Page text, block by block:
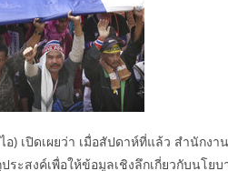
เปิดเผยว่า เมื่อสัปดาห์ที่แล้ว สำนักงา
สงค์เพื่อให้ข้อมูลเชิงลึกเกี่ยวกับนโยบ